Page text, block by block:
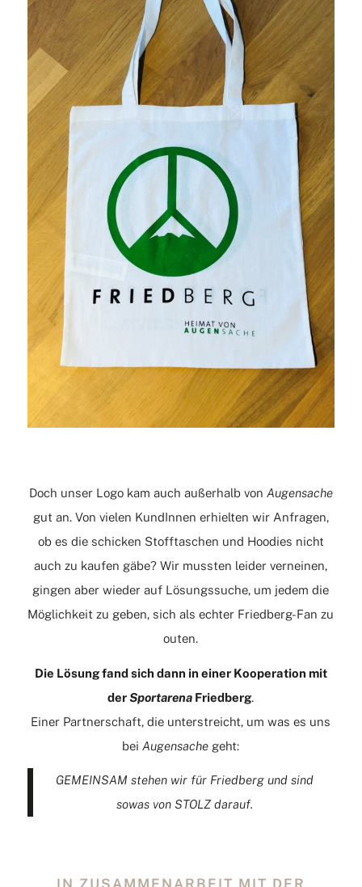
Doch unser Logo kam auch außerhalb von Augensache
gut an. Von vielen KundInnen erhielten wir Anfragen,
ob es die schicken Stofftaschen und Hoodies nicht
auch zu kaufen gäbe? Wir mussten leider verneinen,
gingen aber wieder auf Lösungssuche, um jedem die
Möglichkeit zu geben, sich als echter Friedberg-Fan zu
outen.
Die Lösung fand sich dann in einer Kooperation mit
derSportarena Friedberg.
Einer Partnerschaft, die unterstreicht, um was es uns
beiAugensache geht:
GEMEINSAM stehen wir für Friedberg und sind
sowas von STOLZ darauf.